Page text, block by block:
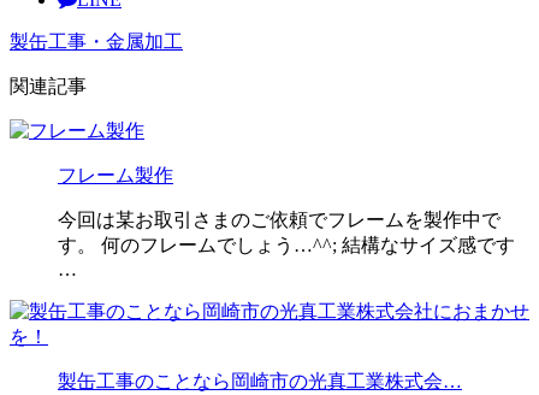
製缶工事・金属加工
関連記事
フレーム製作
今回は某お取引さまのご依頼でフレームを製作中で
す。 何のフレームでしょう…^^; 結構なサイズ感です
…
製缶工事のことなら岡崎市の光真工業株式会…